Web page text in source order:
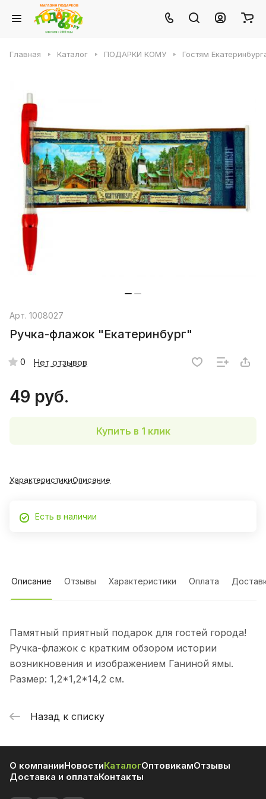
Главная Каталог ПОДАРКИ КОМУ Гостям
Арт. 1008027
Ручка-флажок "Екатеринбург"
0 Нет отзывов
49 руб.
Купить в 1 клик
ХарактеристикиОписание
Есть в наличии
Описание Отзывы Характеристики Оплата
Памятный приятный подарок для гостей города!
Ручка-флажок с кратким обзором истории
возникновения и изображением Ганиной ямы.
Размер: 1,2*1,2*14,2 см.
Назад к списку
О компанииНовостиКаталогОптовикамОтзывы
Доставка и оплатаКонтакты